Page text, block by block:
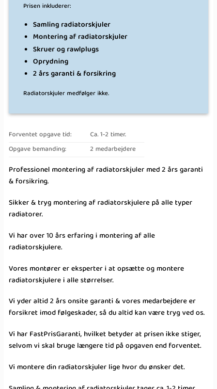
Prisen inkluderer:
Samling radiatorskjuler
Montering af radiatorskjuler
Skruer og rawlplugs
Oprydning
2 års garanti & forsikring
Radiatorskjuler medfølger ikke.
Forventet opgave tid:
Ca. 1-2 timer.
Opgave bemanding:
2 medarbejdere
Professionel montering af radiatorskjuler med 2 års garanti
& forsikring.
Sikker & tryg montering af radiatorskjulere på alle typer
radiatorer.
Vi har over 10 års erfaring i montering af alle
radiatorskjulere.
Vores montører er eksperter i at opsætte og montere
radiatorskjulere i alle størrelser.
Vi yder altid 2 års onsite garanti & vores medarbejdere er
forsikret imod følgeskader, så du altid kan være tryg ved os.
Vi har FastPrisGaranti, hvilket betyder at prisen ikke stiger,
selvom vi skal bruge længere tid på opgaven end forventet.
Vi montere din radiatorskjuler lige hvor du ønsker det.